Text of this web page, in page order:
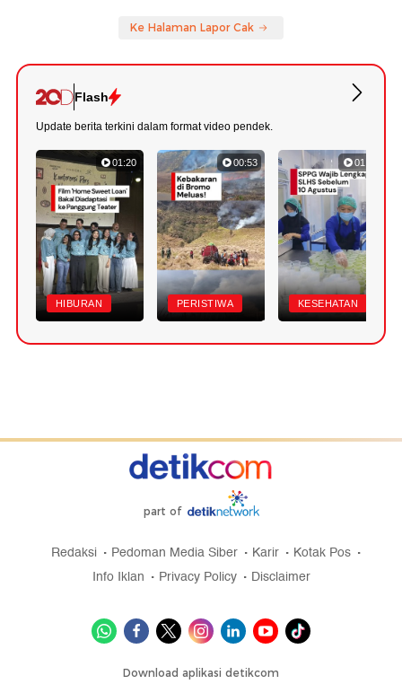
Ke Halaman Lapor Cak
Flash
Update berita terkini dalam format video pendek.
01:20
HIBURAN
00:53
PERISTIWA
01:07
KESEHATAN
part of
Redaksi Pedoman Media Siber Karir
Kotak Pos
Info Iklan
Privacy Policy Disclaimer
Download aplikasi detikcom